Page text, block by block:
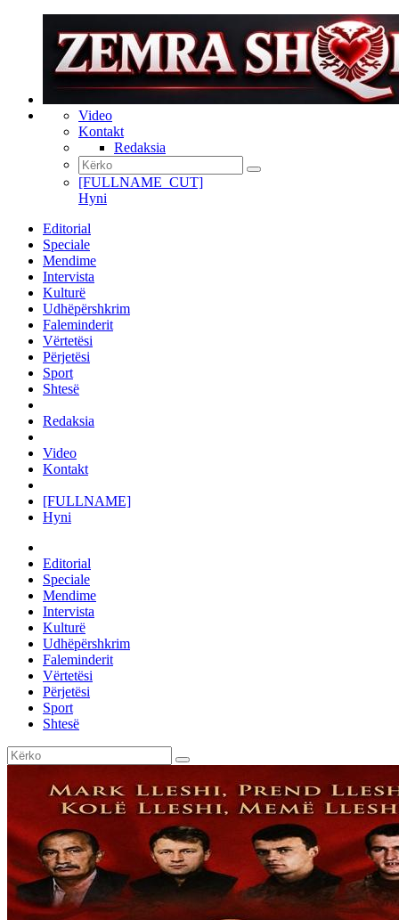
Video
Kontakt
Redaksia
[FULLNAME_CUT]
Hyni
Editorial
Speciale
Mendime
Intervista
Kulturë
Udhëpërshkrim
Faleminderit
Vërtetësi
Përjetësi
Sport
Shtesë
Redaksia
Video
Kontakt
[FULLNAME]
Hyni
Editorial
Speciale
Mendime
Intervista
Kulturë
Udhëpërshkrim
Faleminderit
Vërtetësi
Përjetësi
Sport
Shtesë